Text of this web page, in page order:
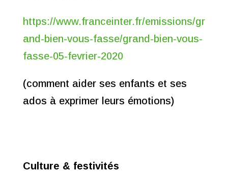
https://www.franceinter.fr/emissions/gr
and-bien-vous-fasse/grand-bien-vous-
fasse-05-fevrier-2020
(comment aider ses enfants et ses
ados à exprimer leurs émotions)
Culture & festivités